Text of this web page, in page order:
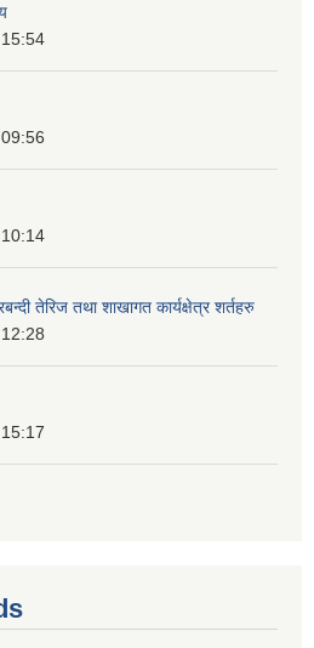
तेरिज तथा शाखागत कार्यक्षेत्र शर्तहरु